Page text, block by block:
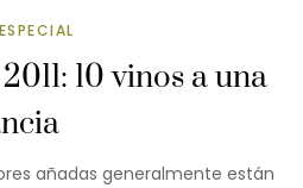
10 vinos a una
añadas generalmente están